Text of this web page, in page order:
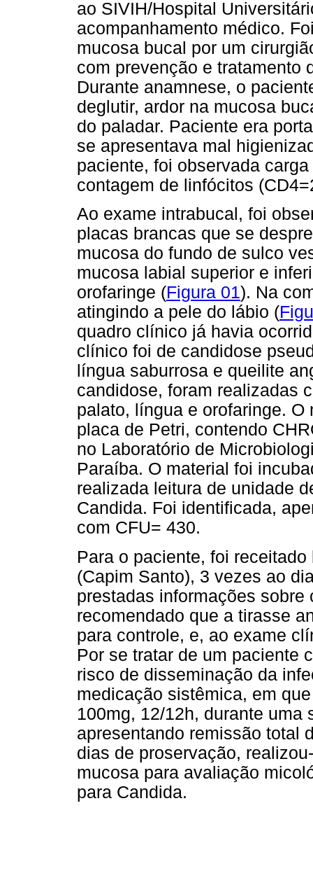
ao SIVIH/Hospital
acompanhamento médico.
mucosa bucal por um
com prevenção e tratamento
Durante anamnese, o
deglutir, ardor na mucosa
do paladar. Paciente era
se apresentava mal
paciente, foi observada
contagem de linfócitos
Ao exame intrabucal, foi
placas brancas que se
mucosa do fundo de sulco
mucosa labial superior e
orofaringe (Figura 01). Na
atingindo a pele do lábio (
quadro clínico já havia
clínico foi de candidose
língua saburrosa e queilite
candidose, foram realizadas
palato, língua e orofaringe.
placa de Petri, contendo
no Laboratório de
Paraíba. O material foi
realizada leitura de unidade
Candida. Foi identificada,
com CFU= 430.
Para o paciente, foi
(Capim Santo), 3 vezes ao
prestadas informações
recomendado que a tirasse
para controle, e, ao exame
Por se tratar de um paciente
risco de disseminação da
medicação sistêmica, em
100mg, 12/12h, durante uma
apresentando remissão total
dias de proservação,
mucosa para avaliação
para Candida.